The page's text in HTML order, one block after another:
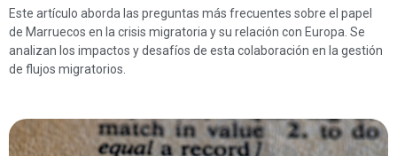
Este artículo aborda las preguntas más frecuentes sobre el papel
de Marruecos en la crisis migratoria y su relación con Europa. Se
analizan los impactos y desafíos de esta colaboración en la gestión
de flujos migratorios.